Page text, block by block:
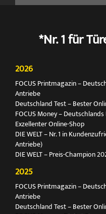
*Nr. 1 für
2026
FOCUS Printmagazin –
Antriebe
Deutschland Test – Bester
FOCUS Money –
Exzellenter Online-Shop
DIE WELT – Nr. 1 in
Antriebe)
DIE WELT – Preis-Champion
2025
FOCUS Printmagazin –
Antriebe
Deutschland Test – Bester